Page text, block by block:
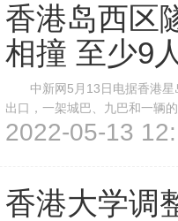
香港岛西区
相撞 至少9
中新网5月13日电据香港星
出口，一架城巴、九巴和一辆
方指示肇事车辆停于干诺道
2022-05-13
香港大学调